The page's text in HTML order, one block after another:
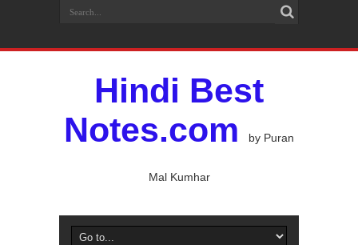
Hindi Best
Notes.com
by Puran
Mal Kumhar